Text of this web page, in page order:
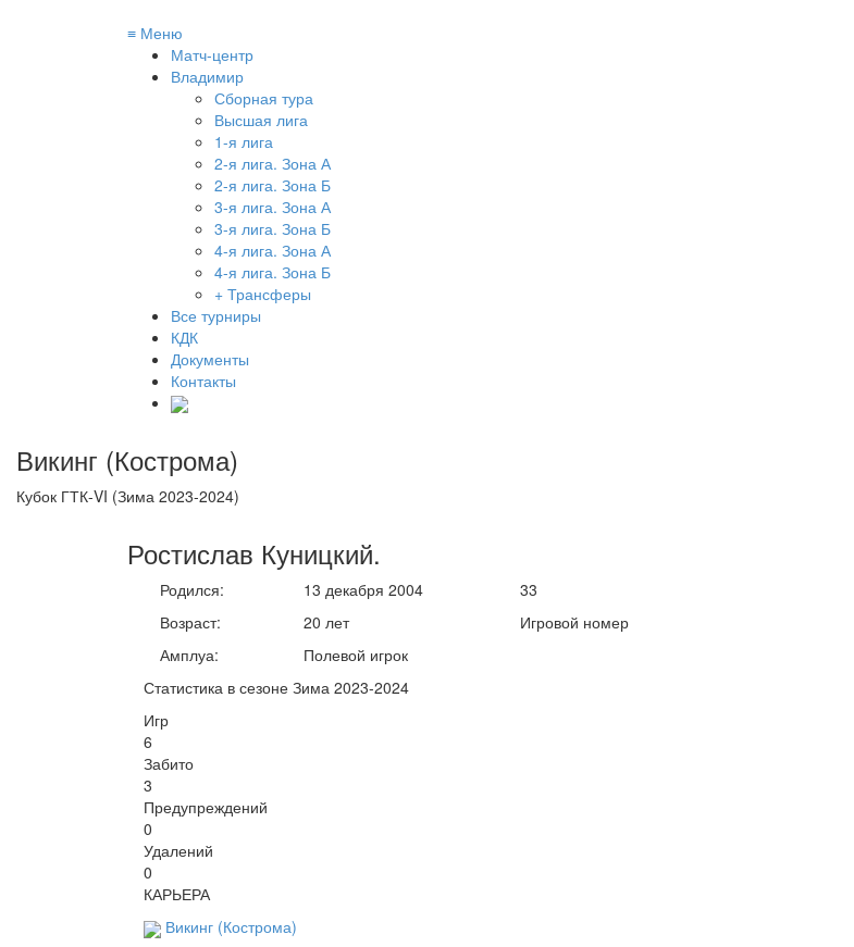
≡ Меню
Матч-центр
Владимир
Сборная тура
Высшая лига
1-я лига
2-я лига. Зона А
2-я лига. Зона Б
3-я лига. Зона А
3-я лига. Зона Б
4-я лига. Зона А
4-я лига. Зона Б
+ Трансферы
Все турниры
КДК
Документы
Контакты
Викинг (Кострома)
Кубок ГТК-VI (Зима 2023-2024)
Ростислав Куницкий.
Родился:
Возраст:
Амплуа:
13 декабря 2004
20 лет
Полевой игрок
33
Игровой номер
Статистика в сезоне Зима 2023-2024
Игр
6
Забито
3
Предупреждений
0
Удалений
0
КАРЬЕРА
Викинг (Кострома)